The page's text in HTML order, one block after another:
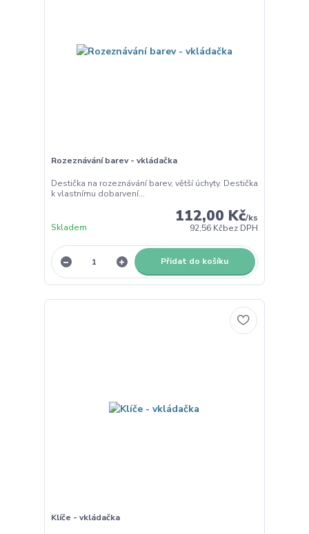
Rozeznávání barev - vkládačka
Destička na rozeznávání barev, větší úchyty. Destička
k vlastnímu dobarvení...
112,00 Kč/ks
92,56 Kčbez DPH
Skladem
Přidat do košíku
Klíče - vkládačka